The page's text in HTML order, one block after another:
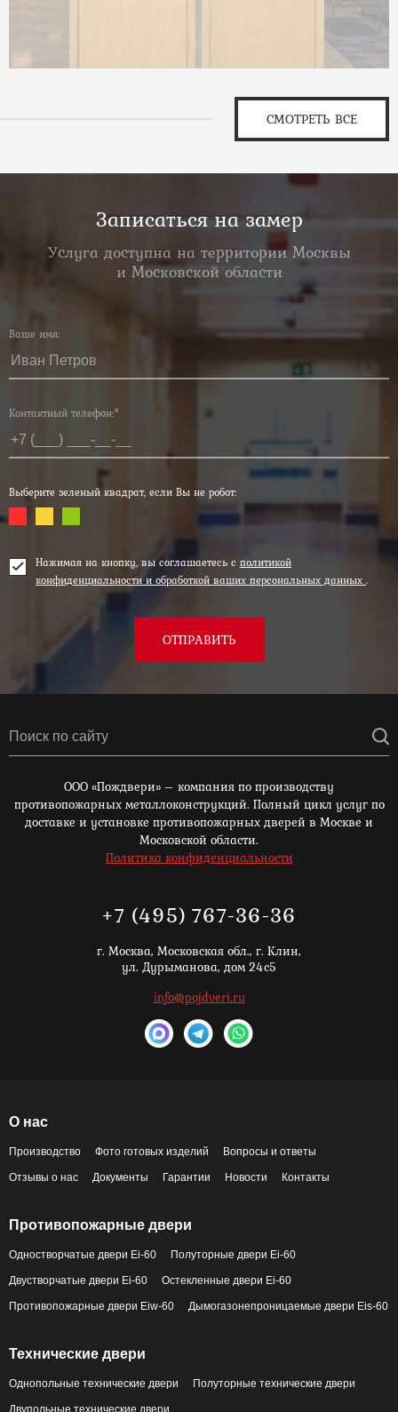
СМОТРЕТЬ ВСЕ
Записаться на замер
Услуга доступна на территории Москвы
и Московской области
Ваше имя:
Контактный телефон:*
Выберите зеленый квадрат, если Вы не робот:
Нажимая на кнопку, вы соглашаетесь с политикой
конфиденциальности и обработкой ваших персональных данных .
ОТПРАВИТЬ
ООО «Пождвери» – компания по производству
противопожарных металлоконструкций. Полный цикл услуг по
доставке и установке противопожарных дверей в Москве и
Московской области.
Политика конфиденциальности
+7 (495) 767-36-36
г. Москва, Московская обл., г. Клин,
ул. Дурыманова, дом 24с5
info@pojdveri.ru
О нас
Производство Фото готовых изделий Вопросы и ответы
Отзывы о нас Документы Гарантии Новости Контакты
Противопожарные двери
Одностворчатые двери Ei-60 Полуторные двери Ei-60
Двустворчатые двери Ei-60 Остекленные двери Ei-60
Противопожарные двери Eiw-60 Дымогазонепроницаемые двери Eis-60
Технические двери
Однопольные технические двери Полуторные технические двери
Двупольные технические двери